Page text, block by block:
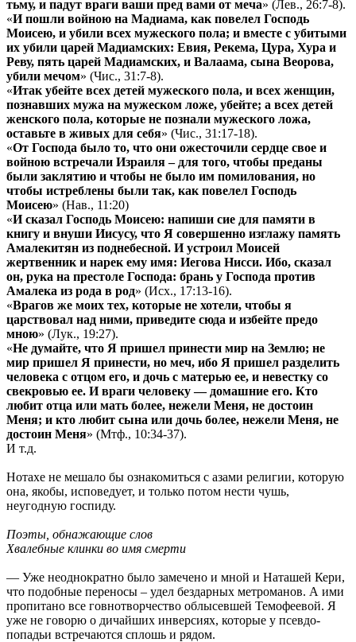
тьму, и падут враги ваши пред вами от меча» (Лев., 26:7-8).
«И пошли войною на Мадиама, как повелел Господь
Моисею, и убили всех мужеского пола; и вместе с убитыми
их убили царей Мадиамских: Евия, Рекема, Цура, Хура и
Реву, пять царей Мадиамских, и Валаама, сына Веорова,
убили мечом» (Чис., 31:7-8).
«Итак убейте всех детей мужеского пола, и всех женщин,
познавших мужа на мужеском ложе, убейте; а всех детей
женского пола, которые не познали мужеского ложа,
оставьте в живых для себя» (Чис., 31:17-18).
«От Господа было то, что они ожесточили сердце свое и
войною встречали Израиля – для того, чтобы преданы
были заклятию и чтобы не было им помилования, но
чтобы истреблены были так, как повелел Господь
Моисею» (Нав., 11:20)
«И сказал Господь Моисею: напиши сие для памяти в
книгу и внуши Иисусу, что Я совершенно изглажу память
Амалекитян из поднебесной. И устроил Моисей
жертвенник и нарек ему имя: Иегова Нисси. Ибо, сказал
он, рука на престоле Господа: брань у Господа против
Амалека из рода в род» (Исх., 17:13-16).
«Врагов же моих тех, которые не хотели, чтобы я
царствовал над ними, приведите сюда и избейте предо
мною» (Лук., 19:27).
«Не думайте, что Я пришел принести мир на Землю; не
мир пришел Я принести, но меч, ибо Я пришел разделить
человека с отцом его, и дочь с матерью ее, и невестку со
свекровью ее. И враги человеку — домашние его. Кто
любит отца или мать более, нежели Меня, не достоин
Меня; и кто любит сына или дочь более, нежели Меня, не
достоин Меня» (Мтф., 10:34-37).
И т.д.
Нотахе не мешало бы ознакомиться с азами религии, которую
она, якобы, исповедует, и только потом нести чушь,
неугодную госпиду.
Поэты, обнажающие слов
Хвалебные клинки во имя смерти
— Уже неоднократно было замечено и мной и Наташей Кери,
что подобные переносы – удел бездарных метроманов. А ими
пропитано все говнотворчество облысевшей Темофеевой. Я
уже не говорю о дичайших инверсиях, которые у псевдо-
попадьи встречаются сплошь и рядом.